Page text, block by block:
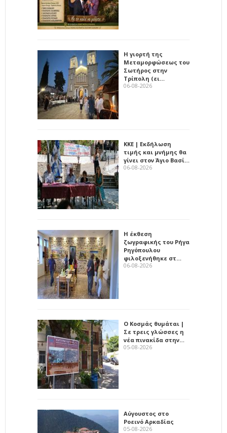
Η γιορτή της
Μεταμορφώσεως του
Σωτήρος στην
Τρίπολη (ει…
06-08-2026
ΚΚΕ | Εκδήλωση
τιμής και μνήμης θα
γίνει στον Άγιο Βασί…
06-08-2026
Η έκθεση
ζωγραφικής του Ρήγα
Ρηγόπουλου
φιλοξενήθηκε στ…
06-08-2026
Ο Κοσμάς θυμάται |
Σε τρεις γλώσσες η
νέα πινακίδα στην…
05-08-2026
Αύγουστος στο
Ροεινό Αρκαδίας
05-08-2026